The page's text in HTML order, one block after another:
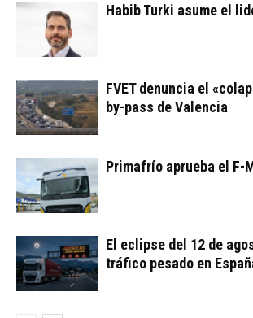
Habib Turki asume el
FVET denuncia el
by-pass de Valencia
Primafrío aprueba el F-
El eclipse del 12 de
tráfico pesado en